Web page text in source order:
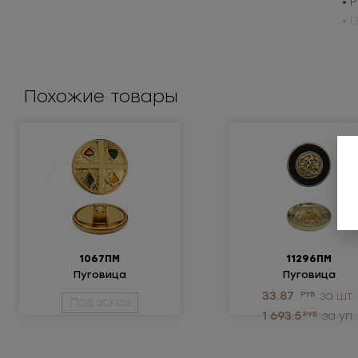
•
Похожие товары
1067ПМ
Пуговица
металлическая
Под заказ
11296ПМ
Пуговица
металлическая
33.87 РУБ за шт.
1 693.5 РУБ за уп.